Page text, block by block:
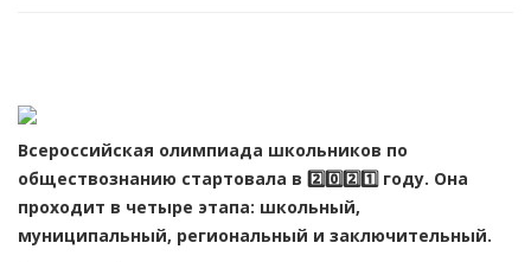
Всероссийская олимпиада школьников по
обществознанию стартовала в 2️⃣0️⃣2️⃣1️⃣ году. Она
проходит в четыре этапа: школьный,
муниципальный, региональный и заключительный.